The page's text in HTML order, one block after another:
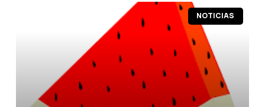
NOTICIAS
Página
PáginaPáginaPáginaPágina